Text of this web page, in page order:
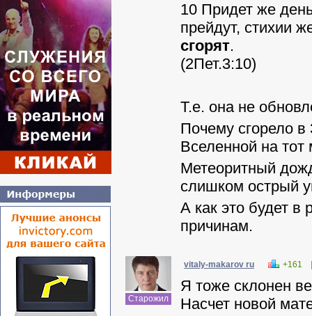
10 Придет же
прейдут, стихии
сгорят.
(2Пет.3:10)
Т.е. она не
Почему сгорело
Вселенной на
Метеоритный
слишком острый
А как это будет в
причинам.
Старожил
vitaly-makarov ru +161
Я тоже склонен
Насчет новой